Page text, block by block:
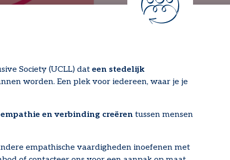
Society (UCLL) dat een stedelijk
worden. Een plek voor iedereen, waar je je
en verbinding creëren tussen mensen
empathische vaardigheden inoefenen met